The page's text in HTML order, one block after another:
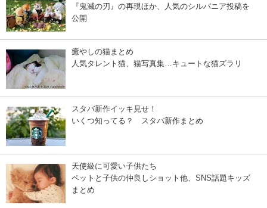
『鬼滅の刃』の再現ほか、人気のシルバニア投稿を
公開
癒やしの猫まとめ
人気タレント猫、猫写真集…キュートな猫ズラリ
スタバ新作イッキ見せ！
いくつ知ってる？ スタバ新作まとめ
天使級に可愛い子供たち
ペットと子供の仲良しショット他、SNS話題キッズ
まとめ